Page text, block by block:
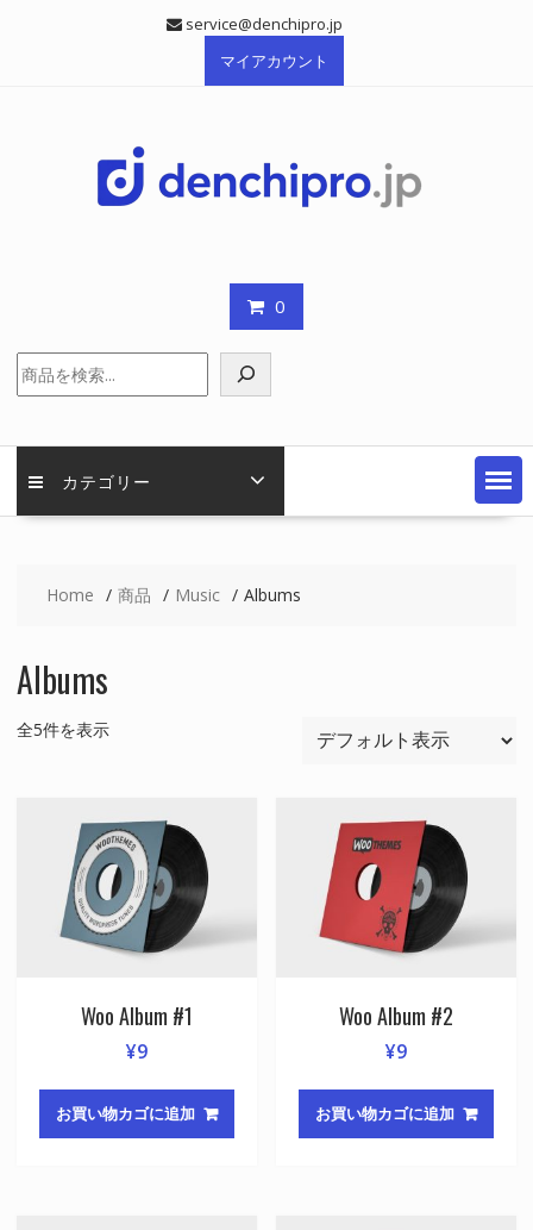
service@denchipro.jp
マイアカウント
0
索
カテゴリー
Home 商品 Music Albums
Albums
全5件を表示
Woo Album #1
¥9
お買い物カゴに追加
Woo Album #2
¥9
お買い物カゴに追加